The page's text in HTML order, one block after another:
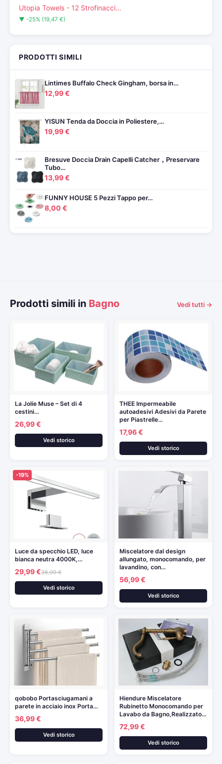
Utopia Towels - 12 Strofinacci…
▼ -25% (19,47 €)
PRODOTTI SIMILI
Lintimes Buffalo Check Gingham, borsa in…
12,99 €
YISUN Tenda da Doccia in Poliestere,…
19,99 €
Bresuve Doccia Drain Capelli Catcher，Preservare
Tubo…
13,99 €
FUNNY HOUSE 5 Pezzi Tappo per…
8,00 €
Prodotti simili in Bagno Vedi tutti →
La Jolíe Muse – Set di 4
cestini…
26,99 €
Vedi storico
THEE Impermeabile
autoadesivi Adesivi da Parete
per Piastrelle…
17,96 €
Vedi storico
-19%
Luce da specchio LED, luce
bianca neutra 4000K,…
29,99 €36,99 €
Vedi storico
Miscelatore dal design
allungato, monocomando, per
lavandino, con…
56,99 €
Vedi storico
qobobo Portasciugamani a
parete in acciaio inox Porta…
36,99 €
Vedi storico
Hiendure Miscelatore
Rubinetto Monocomando per
Lavabo da Bagno,Realizzato…
72,99 €
Vedi storico